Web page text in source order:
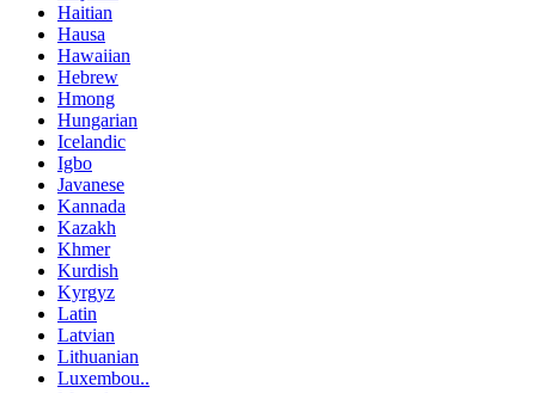
Haitian
Hausa
Hawaiian
Hebrew
Hmong
Hungarian
Icelandic
Igbo
Javanese
Kannada
Kazakh
Khmer
Kurdish
Kyrgyz
Latin
Latvian
Lithuanian
Luxembou..